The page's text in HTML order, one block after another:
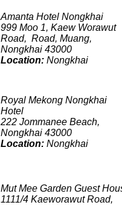
Amanta Hotel Nongkhai
999 Moo 1, Kaew Worawut
Road, Road, Muang,
Nongkhai 43000
Location: Nongkhai
Royal Mekong Nongkhai
Hotel
222 Jommanee Beach,
Nongkhai 43000
Location: Nongkhai
Mut Mee Garden Guest
1111/4 Kaeworawut Road,